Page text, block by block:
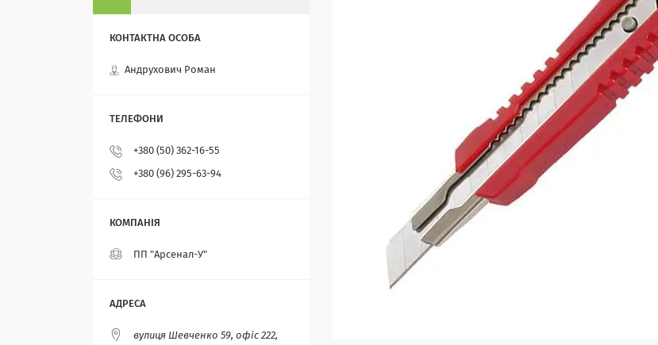
Андрухович Роман
+380 (50) 362-16-55
+380 (96) 295-63-94
ПП "Арсенал-У"
вулиця Шевченко 59, офіс 222,